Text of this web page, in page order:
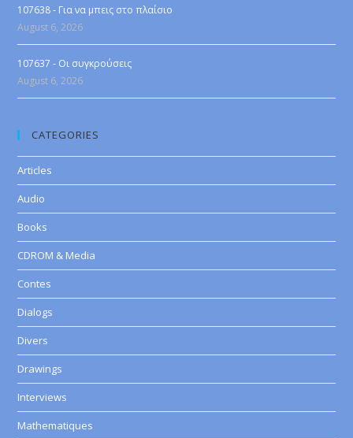
107638 - Για να μπεις στο πλαίσιο
August 6, 2026
107637 - Οι συγκρούσεις
August 6, 2026
CATEGORIES
Articles
Audio
Books
CDROM & Media
Contes
Dialogs
Divers
Drawings
Interviews
Mathematiques